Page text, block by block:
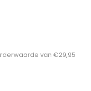
van €29,95